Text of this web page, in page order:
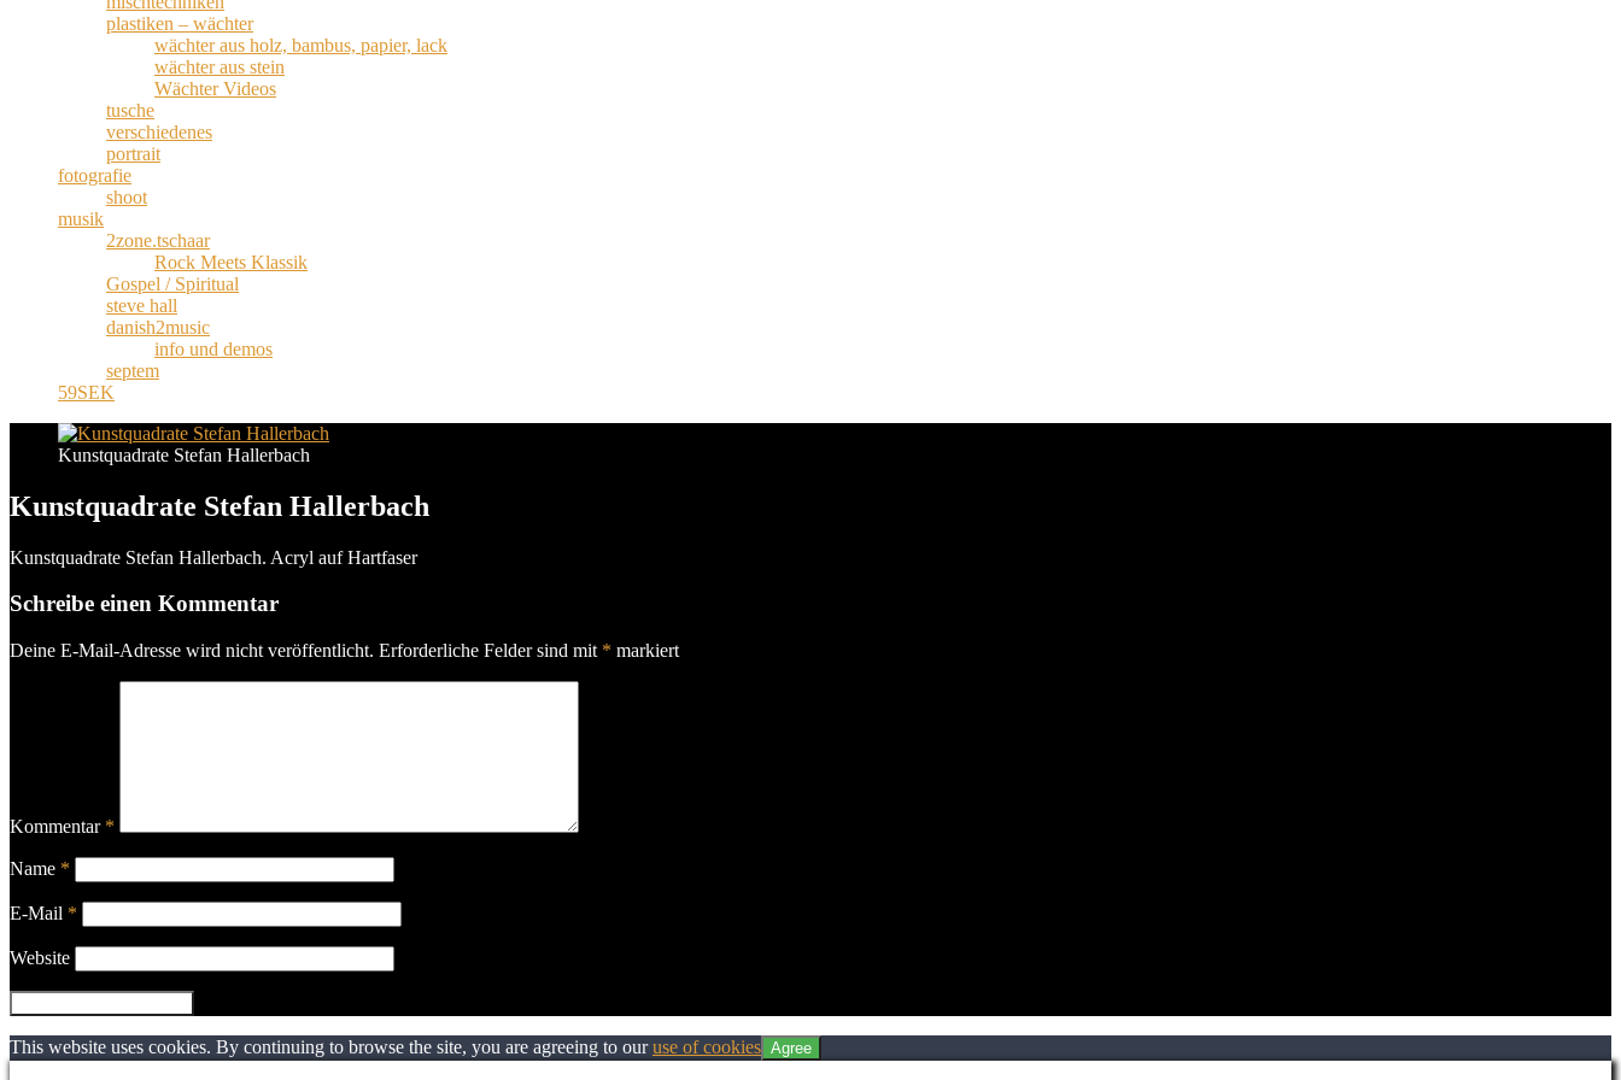
plastiken – wächter
wächter aus holz, bambus, papier, lack
wächter aus stein
Wächter Videos
tusche
verschiedenes
portrait
fotografie
shoot
musik
2zone.tschaar
Rock Meets Klassik
Gospel / Spiritual
steve hall
danish2music
info und demos
septem
59SEK
Kunstquadrate Stefan Hallerbach
Kunstquadrate Stefan Hallerbach
Kunstquadrate Stefan Hallerbach. Acryl auf Hartfaser
Schreibe einen Kommentar
Deine E-Mail-Adresse wird nicht veröffentlicht. Erforderliche Felder sind mit * markiert
Kommentar *
Name *
E-Mail *
Website
This website uses cookies. By continuing to browse the site, you are agreeing to ouruse of cookies Agree